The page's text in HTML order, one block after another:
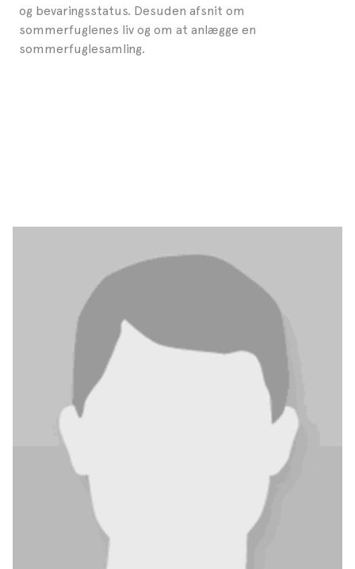
og bevaringsstatus. Desuden afsnit om
sommerfuglenes liv og om at anlægge en
sommerfuglesamling.